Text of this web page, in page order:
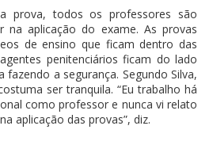
prova, todos os professores são
na aplicação do exame. As provas
de ensino que ficam dentro das
penitenciários ficam do lado
fazendo a segurança. Segundo Silva,
ser tranquila. “Eu trabalho há
como professor e nunca vi relato
aplicação das provas”, diz.